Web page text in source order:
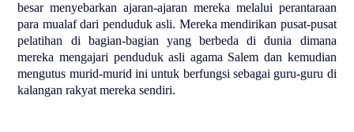
besar menyebarkan ajaran-ajaran mereka melalui perantaraan
para mualaf dari penduduk asli. Mereka mendirikan pusat-pusat
pelatihan di bagian-bagian yang berbeda di dunia dimana
mereka mengajari penduduk asli agama Salem dan kemudian
mengutus murid-murid ini untuk berfungsi sebagai guru-guru di
kalangan rakyat mereka sendiri.